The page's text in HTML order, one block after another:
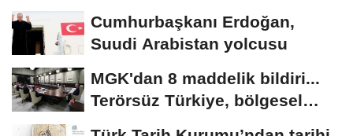
Cumhurbaşkanı Erdoğan,
Suudi Arabistan yolcusu
MGK'dan 8 maddelik bildiri...
Terörsüz Türkiye, bölgesel